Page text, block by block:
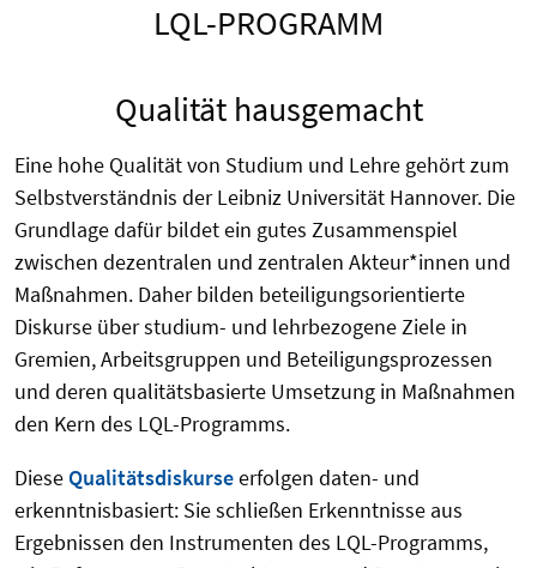
LQL-PROGRAMM
Qualität hausgemacht
Eine hohe Qualität von Studium und Lehre gehört zum
Selbstverständnis der Leibniz Universität Hannover. Die
Grundlage dafür bildet ein gutes Zusammenspiel
zwischen dezentralen und zentralen Akteur*innen und
Maßnahmen. Daher bilden beteiligungsorientierte
Diskurse über studium- und lehrbezogene Ziele in
Gremien, Arbeitsgruppen und Beteiligungsprozessen
und deren qualitätsbasierte Umsetzung in Maßnahmen
den Kern des LQL-Programms.
DieseQualitätsdiskurseerfolgen daten- und
erkenntnisbasiert: Sie schließen Erkenntnisse aus
Ergebnissen den Instrumenten des LQL-Programms,